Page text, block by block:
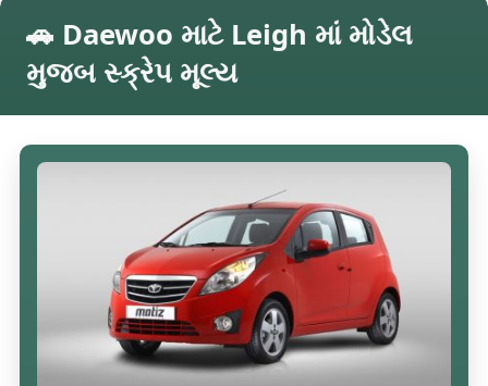
🚗 Daewoo માટે Leigh માં મોડેલ
મુજબ સ્ક્રેપ મૂલ્ય